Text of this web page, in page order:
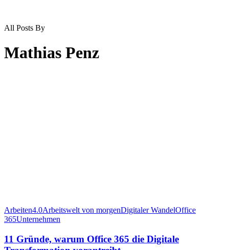
All Posts By
Mathias Penz
Arbeiten4.0Arbeitswelt von morgenDigitaler WandelOffice
365Unternehmen
11 Gründe, warum Office 365 die Digitale